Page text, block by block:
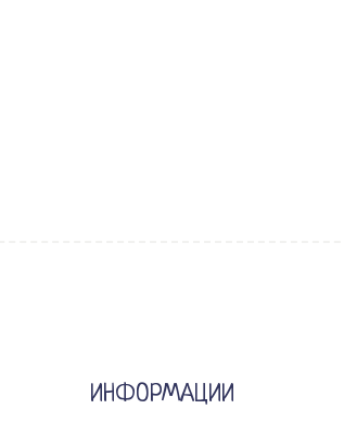
ИНФОРМАЦИИ